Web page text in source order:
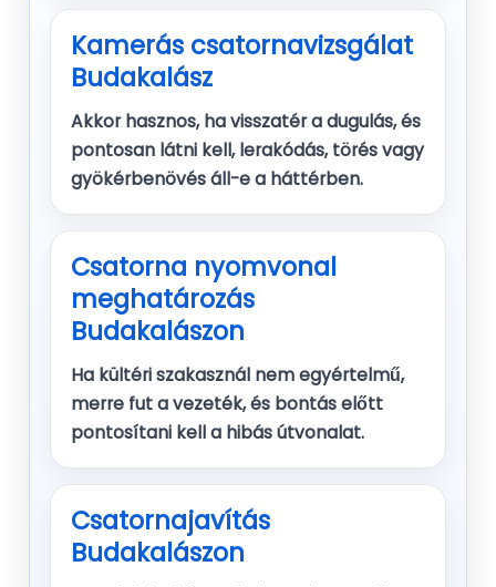
Kamerás csatornavizsgálat
Budakalász
Akkor hasznos, ha visszatér a dugulás, és
pontosan látni kell, lerakódás, törés vagy
gyökérbenövés áll-e a háttérben.
Csatorna nyomvonal
meghatározás
Budakalászon
Ha kültéri szakasznál nem egyértelmű,
merre fut a vezeték, és bontás előtt
pontosítani kell a hibás útvonalat.
Csatornajavítás
Budakalászon